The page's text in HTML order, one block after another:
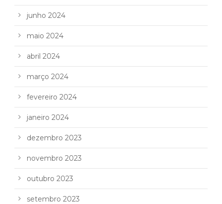
junho 2024
maio 2024
abril 2024
março 2024
fevereiro 2024
janeiro 2024
dezembro 2023
novembro 2023
outubro 2023
setembro 2023